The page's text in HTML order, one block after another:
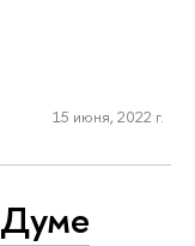
15 июня, 2022 г.
Думе